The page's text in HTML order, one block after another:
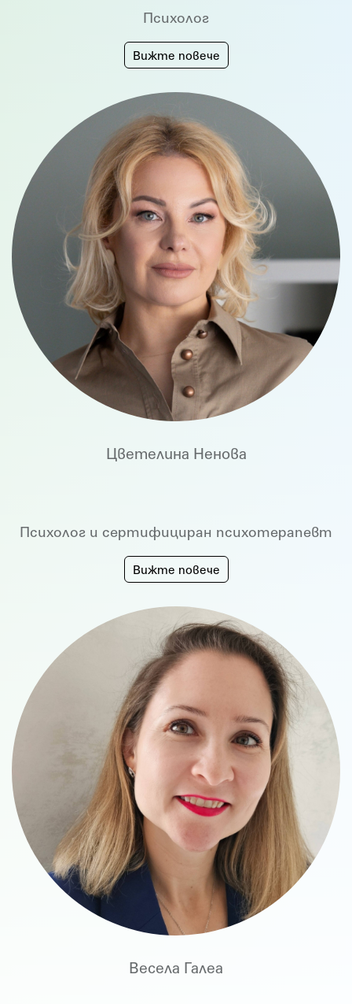
Психолог
Вижте повече
Цветелина Ненова
Психолог и сертифициран психотерапевт
Вижте повече
Весела Галеа